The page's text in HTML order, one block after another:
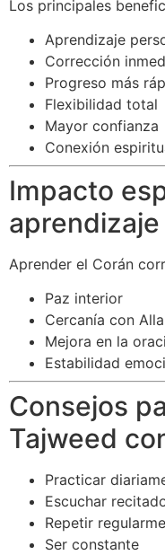
Los principales
Aprendizaje
Corrección
Progreso más
Flexibilidad total
Mayor confianza
Conexión
Impacto
Aprender el Corán
Paz interior
Cercanía con
Mejora en la
Estabilidad
Consejos
Tajweed
Practicar
Escuchar
Repetir
Ser constante